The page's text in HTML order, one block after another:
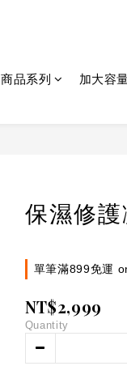
商品系列 加大容
保濕修
單筆滿899免運
NT$2,999
Quantity